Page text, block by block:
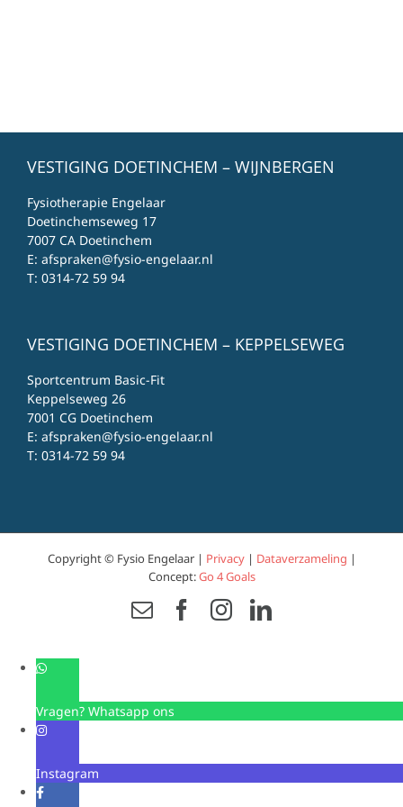
VESTIGING DOETINCHEM – WIJNBERGEN
Fysiotherapie Engelaar
Doetinchemseweg 17
7007 CA Doetinchem
E: afspraken@fysio-engelaar.nl
T: 0314-72 59 94
VESTIGING DOETINCHEM – KEPPELSEWEG
Sportcentrum Basic-Fit
Keppelseweg 26
7001 CG Doetinchem
E: afspraken@fysio-engelaar.nl
T: 0314-72 59 94
Copyright © Fysio Engelaar | Privacy| Dataverzameling |
Concept:Go 4 Goals
Email Facebook
Instagram
LinkedIn
Vragen? Whatsapp ons
Instagram